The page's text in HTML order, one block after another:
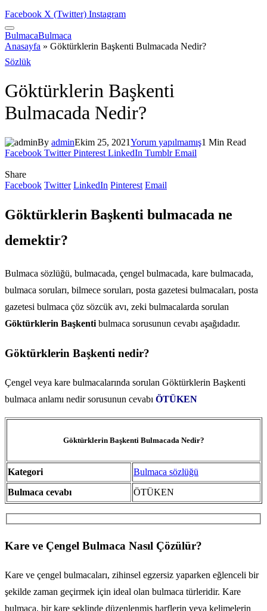
Facebook X (Twitter) Instagram
BulmacaBulmaca
Anasayfa » Göktürklerin Başkenti Bulmacada Nedir?
Sözlük
Göktürklerin Başkenti
Bulmacada Nedir?
By adminEkim 25, 2021Yorum yapılmamış1 Min Read
Facebook Twitter Pinterest LinkedIn Tumblr Email
Share
Facebook Twitter LinkedIn Pinterest Email
Göktürklerin Başkenti bulmacada ne
demektir?
Bulmaca sözlüğü, bulmacada, çengel bulmacada, kare bulmacada,
bulmaca soruları, bilmece soruları, posta gazetesi bulmacaları, posta
gazetesi bulmaca çöz sözcük avı, zeki bulmacalarda sorulan
Göktürklerin Başkenti bulmaca sorusunun cevabı aşağıdadır.
Göktürklerin Başkenti nedir?
Çengel veya kare bulmacalarında sorulan Göktürklerin Başkenti
bulmaca anlamı nedir sorusunun cevabı ÖTÜKEN
Göktürklerin Başkenti Bulmacada Nedir?
Kategori
Bulmaca sözlüğü
Bulmaca cevabı
ÖTÜKEN
Kare ve Çengel Bulmaca Nasıl Çözülür?
Kare ve çengel bulmacaları, zihinsel egzersiz yaparken eğlenceli bir
şekilde zaman geçirmek için ideal olan bulmaca türleridir. Kare
bulmaca, bir kare şeklinde düzenlenmiş harflerin veya kelimelerin